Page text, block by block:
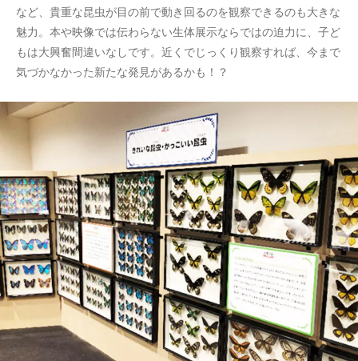
など、貴重な昆虫が目の前で動き回るのを観察できるのも大きな
魅力。本や映像では伝わらない生体展示ならではの迫力に、子ど
もは大興奮間違いなしです。近くでじっくり観察すれば、今まで
気づかなかった新たな発見があるかも！？